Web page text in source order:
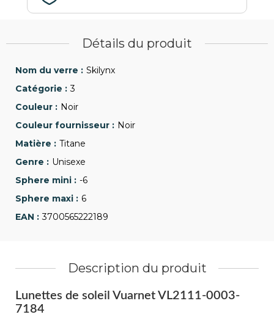
Détails du produit
Skilynx
3
Noir
Noir
Titane
Unisexe
-6
6
3700565222189
Description du produit
Lunettes de soleil Vuarnet VL2111-0003-
7184